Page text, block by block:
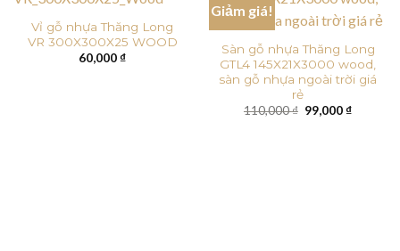
Vỉ gỗ nhựa Thăng Long
VR 300X300X25 WOOD
60,000₫
Giảm giá!
Sàn gỗ nhựa Thăng Long
GTL4 145X21X3000 wood,
sàn gỗ nhựa ngoài trời giá
rẻ
110,000₫ Giá
gốc
99,000₫Giá